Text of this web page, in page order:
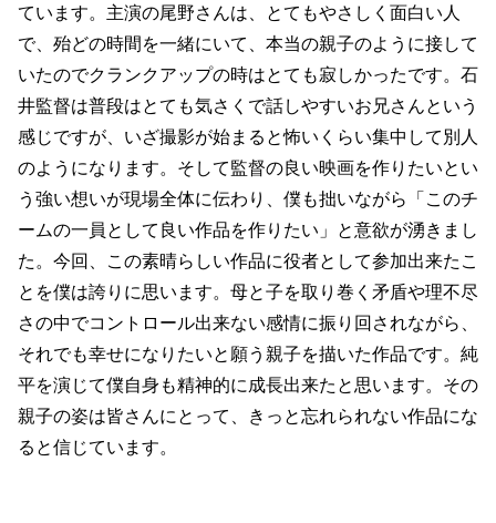
ています。主演の尾野さんは、とてもやさしく面白い人
で、殆どの時間を一緒にいて、本当の親子のように接して
いたのでクランクアップの時はとても寂しかったです。石
井監督は普段はとても気さくで話しやすいお兄さんという
感じですが、いざ撮影が始まると怖いくらい集中して別人
のようになります。そして監督の良い映画を作りたいとい
う強い想いが現場全体に伝わり、僕も拙いながら「このチ
ームの一員として良い作品を作りたい」と意欲が湧きまし
た。今回、この素晴らしい作品に役者として参加出来たこ
とを僕は誇りに思います。母と子を取り巻く矛盾や理不尽
さの中でコントロール出来ない感情に振り回されながら、
それでも幸せになりたいと願う親子を描いた作品です。純
平を演じて僕自身も精神的に成長出来たと思います。その
親子の姿は皆さんにとって、きっと忘れられない作品にな
ると信じています。